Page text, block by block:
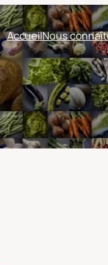
AccueilNous